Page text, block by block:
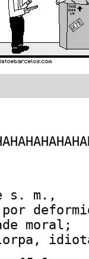
s. m.,
moral;